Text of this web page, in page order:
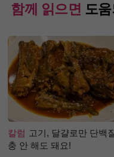
함께 읽으면 도
칼럼 고기, 달걀로만 단백
충 안 해도 돼요!